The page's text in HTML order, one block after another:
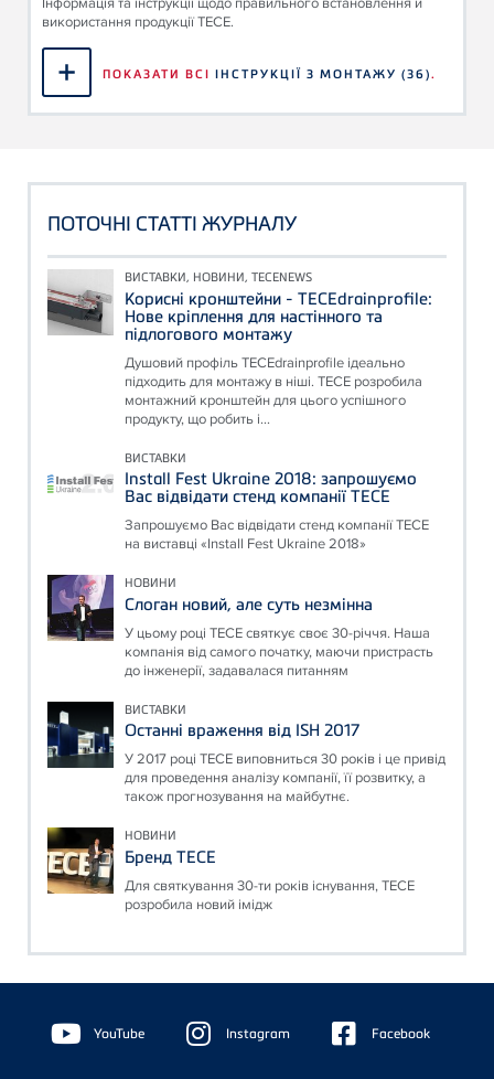
використання продукції TECE.
ПОКАЗАТИ ВСІ ІНСТРУКЦІЇ З МОНТАЖУ (36).
ПОТОЧНІ СТАТТІ ЖУРНАЛУ
ВИСТАВКИ, НОВИНИ, TECENEWS
Корисні кронштейни - TECEdrainprofile:
Нове кріплення для настінного та
підлогового монтажу
Душовий профіль TECEdrainprofile ідеально
підходить для монтажу в ніші. TECE розробила
монтажний кронштейн для цього успішного
продукту, що робить і...
ВИСТАВКИ
Install Fest Ukraine 2018: запрошуємо
Вас відвідати стенд компанії ТЕСЕ
Запрошуємо Вас відвідати стенд компанії ТЕСЕ
на виставці «Install Fest Ukraine 2018»
НОВИНИ
Слоган новий, але суть незмінна
У цьому році ТЕСЕ святкує своє 30-річчя. Наша
компанія від самого початку, маючи пристрасть
до інженерії, задавалася питанням
ВИСТАВКИ
Останні враження від ISH 2017
У 2017 році ТЕСЕ виповниться 30 років і це привід
для проведення аналізу компанії, її розвитку, а
також прогнозування на майбутнє.
НОВИНИ
Бренд ТЕСЕ
Для святкування 30-ти років існування, ТЕСЕ
розробила новий імідж
Floating
Sidebar YouTube Instagram Facebook